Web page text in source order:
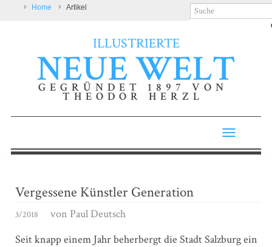
Home Artikel
ILLUSTRIERTE
NEUE WELT
GEGRÜNDET 1897 VON
THEODOR HERZL
Toggle
Vergessene Künstler Generation
3/2018 von Paul Deutsch
Seit knapp einem Jahr beherbergt die Stadt Salzburg ein